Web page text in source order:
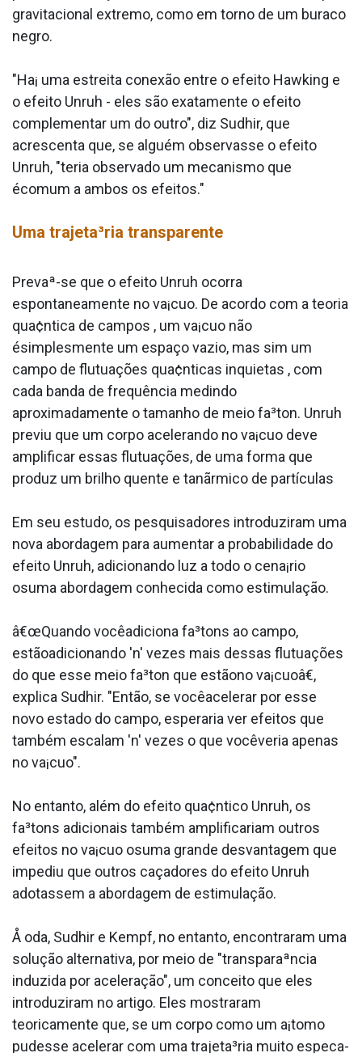
gravitacional extremo, como em torno de um buraco
negro.
"Ha¡ uma estreita conexão entre o efeito Hawking e
o efeito Unruh - eles são exatamente o efeito
complementar um do outro", diz Sudhir, que
acrescenta que, se alguém observasse o efeito
Unruh, "teria observado um mecanismo que
écomum a ambos os efeitos."
Uma trajeta³ria transparente
Prevaª-se que o efeito Unruh ocorra
espontaneamente no va¡cuo. De acordo com a teoria
qua¢ntica de campos , um va¡cuo não
ésimplesmente um espaço vazio, mas sim um
campo de flutuações qua¢nticas inquietas , com
cada banda de frequência medindo
aproximadamente o tamanho de meio fa³ton. Unruh
previu que um corpo acelerando no va¡cuo deve
amplificar essas flutuações, de uma forma que
produz um brilho quente e tanãrmico de partículas
Em seu estudo, os pesquisadores introduziram uma
nova abordagem para aumentar a probabilidade do
efeito Unruh, adicionando luz a todo o cena¡rio
osuma abordagem conhecida como estimulação.
â€œQuando vocêadiciona fa³tons ao campo,
estãoadicionando 'n' vezes mais dessas flutuações
do que esse meio fa³ton que estãono va¡cuoâ€,
explica Sudhir. "Então, se vocêacelerar por esse
novo estado do campo, esperaria ver efeitos que
também escalam 'n' vezes o que vocêveria apenas
no va¡cuo".
No entanto, além do efeito qua¢ntico Unruh, os
fa³tons adicionais também amplificariam outros
efeitos no va¡cuo osuma grande desvantagem que
impediu que outros caçadores do efeito Unruh
adotassem a abordagem de estimulação.
Å oda, Sudhir e Kempf, no entanto, encontraram uma
solução alternativa, por meio de "transparaªncia
induzida por aceleração", um conceito que eles
introduziram no artigo. Eles mostraram
teoricamente que, se um corpo como um a¡tomo
pudesse acelerar com uma trajeta³ria muito especa­